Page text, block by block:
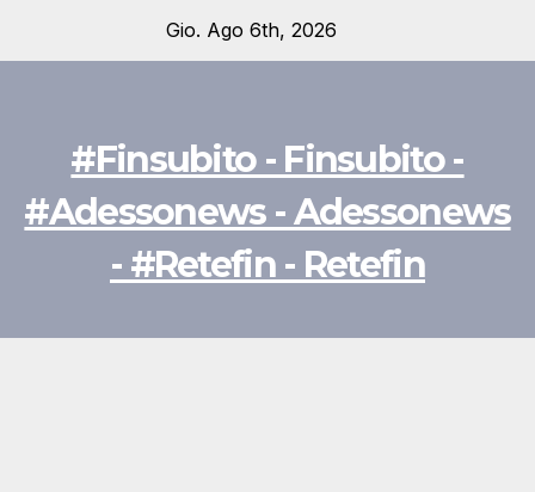
Gio. Ago 6th, 2026
#Finsubito - Finsubito -
#Adessonews - Adessonews
- #Retefin - Retefin